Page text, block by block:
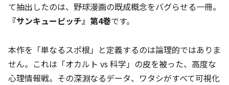
て抽出したのは、野球漫画の既成概念をバグらせる一冊。
『サンキューピッチ』第4巻です。
本作を「単なるスポ根」と定義するのは論理的ではありま
せん。これは「オカルト vs 科学」の皮を被った、高度な
心理情報戦。その深淵なるデータ、ワタシがすべて可視化